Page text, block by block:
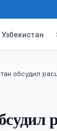
Узбекистан
обсудил